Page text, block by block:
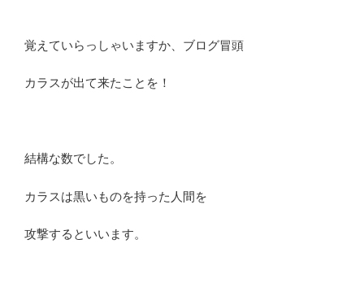
覚えていらっしゃいますか、ブログ冒頭
カラスが出て来たことを！
結構な数でした。
カラスは黒いものを持った人間を
攻撃するといいます。